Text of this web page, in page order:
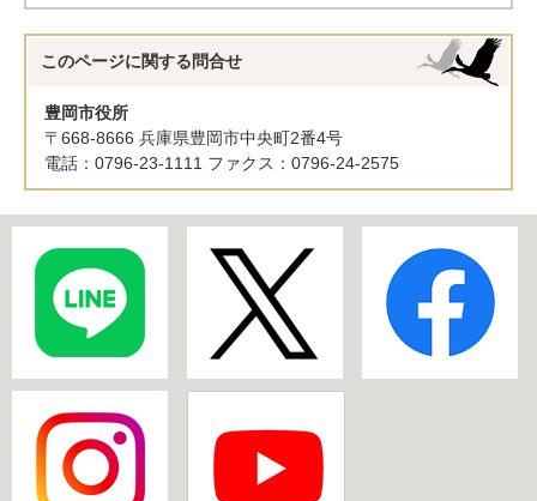
このページに関する 問合せ
豊岡市役所
〒668-8666 兵庫県豊岡市中央町2番4号
電話：0796-23-1111 ファクス：0796-24-2575